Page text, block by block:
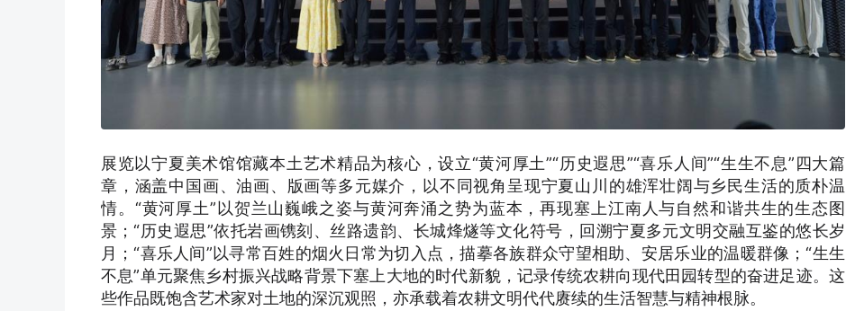
展览以宁夏美术馆馆藏本土艺术精品为核心，设立“黄河厚土”“历史遐思”“喜乐人间”“生生不息”四大篇
章，涵盖中国画、油画、版画等多元媒介，以不同视角呈现宁夏山川的雄浑壮阔与乡民生活的质朴温
情。“黄河厚土”以贺兰山巍峨之姿与黄河奔涌之势为蓝本，再现塞上江南人与自然和谐共生的生态图
景；“历史遐思”依托岩画镌刻、丝路遗韵、长城烽燧等文化符号，回溯宁夏多元文明交融互鉴的悠长岁
月；“喜乐人间”以寻常百姓的烟火日常为切入点，描摹各族群众守望相助、安居乐业的温暖群像；“生生
不息”单元聚焦乡村振兴战略背景下塞上大地的时代新貌，记录传统农耕向现代田园转型的奋进足迹。这
些作品既饱含艺术家对土地的深沉观照，亦承载着农耕文明代代赓续的生活智慧与精神根脉。